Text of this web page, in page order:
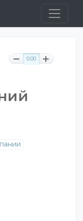
0.00